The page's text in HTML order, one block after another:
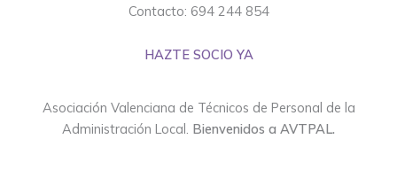
Contacto: 694 244 854
HAZTE SOCIO YA
Asociación Valenciana de Técnicos de Personal de la
Administración Local. Bienvenidos a AVTPAL.